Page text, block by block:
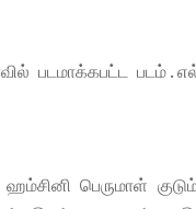
படமாக்கபட்ட படம் .
ஹம்சினி பெருமாள்